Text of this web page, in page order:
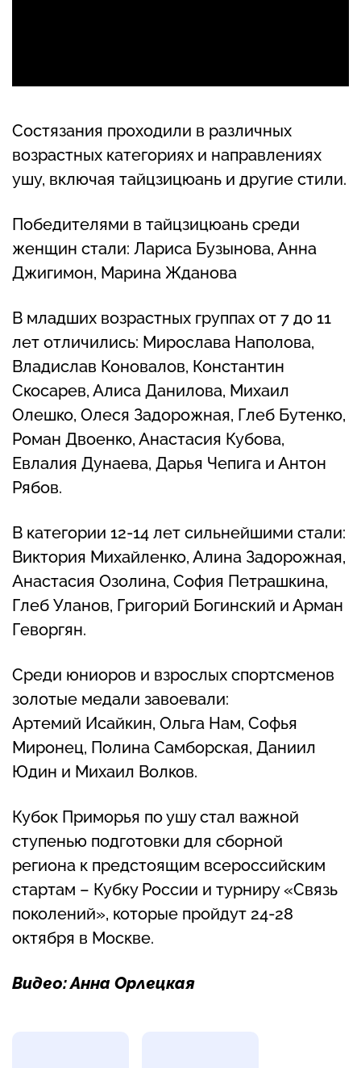
Состязания проходили в различных
возрастных категориях и направлениях
ушу, включая тайцзицюань и другие стили.
Победителями в тайцзицюань среди
женщин стали: Лариса Бузынова, Анна
Джигимон, Марина Жданова
В младших возрастных группах от 7 до 11
лет отличились: Мирослава Наполова,
Владислав Коновалов, Константин
Скосарев, Алиса Данилова, Михаил
Олешко, Олеся Задорожная, Глеб Бутенко,
Роман Двоенко, Анастасия Кубова,
Евлалия Дунаева, Дарья Чепига и Антон
Рябов.
В категории 12-14 лет сильнейшими стали:
Виктория Михайленко, Алина Задорожная,
Анастасия Озолина, София Петрашкина,
Глеб Уланов, Григорий Богинский и Арман
Геворгян.
Среди юниоров и взрослых спортсменов
золотые медали завоевали:
Артемий Исайкин, Ольга Нам, Софья
Миронец, Полина Самборская, Даниил
Юдин и Михаил Волков.
Кубок Приморья по ушу стал важной
ступенью подготовки для сборной
региона к предстоящим всероссийским
стартам – Кубку России и турниру «Связь
поколений», которые пройдут 24-28
октября в Москве.
Видео: Анна Орлецкая